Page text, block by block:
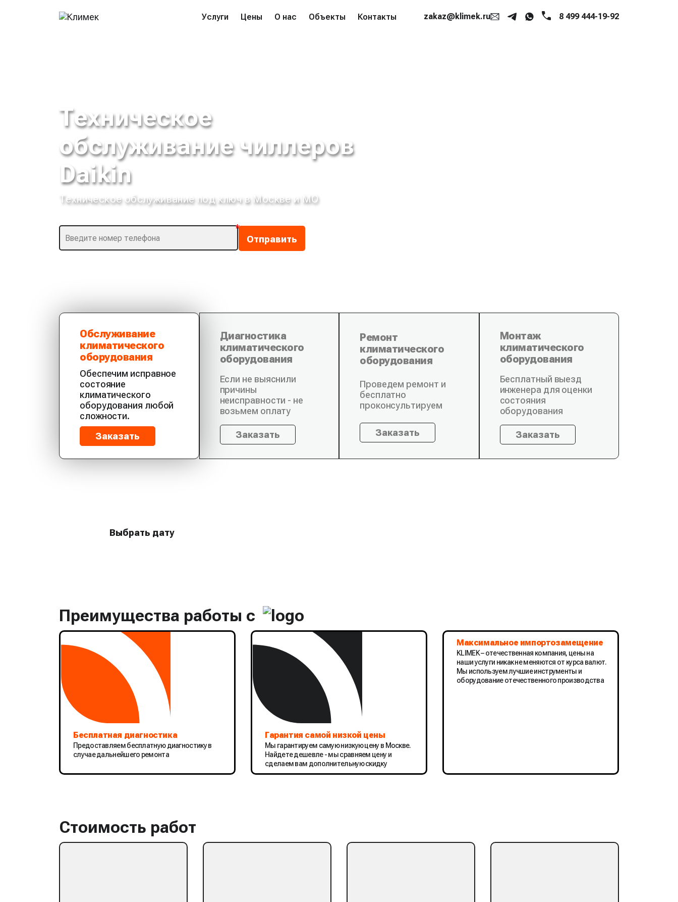
Услуги Цены О нас Объекты Контакты zakaz@klimek.ru 8 499 444-19-92
Техническое
обслуживание чиллеров
Daikin
Техническое обслуживание под ключ в Москве и МО
Обслуживание
климатического
оборудования
Обеспечим исправное
состояние
климатического
оборудования любой
сложности.
Заказать
Диагностика
климатического
оборудования
Если не выяснили
причины
неисправности - не
возьмем оплату
Заказать
Ремонт
климатического
оборудования
Проведем ремонт и
бесплатно
проконсультируем
Заказать
Монтаж
климатического
оборудования
Бесплатный выезд
инженера для оценки
состояния
оборудования
Заказать
Выбрать дату
Преимущества работы с
Бесплатная диагностика
Предоставляем бесплатную диагностику в
случае дальнейшего ремонта
Гарантия самой низкой цены
Мы гарантируем самую низкую цену в Москве.
Найдете дешевле - мы сравняем цену и
сделаем вам дополнительную скидку
Максимальное импортозамещение
KLIMEK – отечественная компания, цены на
наши услуги никак не меняются от курса валют.
Мы используем лучшие инструменты и
оборудование отечественного производства
Стоимость работ